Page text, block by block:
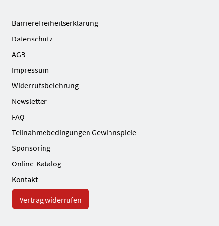
Barrierefreiheitserklärung
Datenschutz
AGB
Impressum
Widerrufsbelehrung
Newsletter
FAQ
Teilnahmebedingungen Gewinnspiele
Sponsoring
Online-Katalog
Kontakt
Vertrag widerrufen